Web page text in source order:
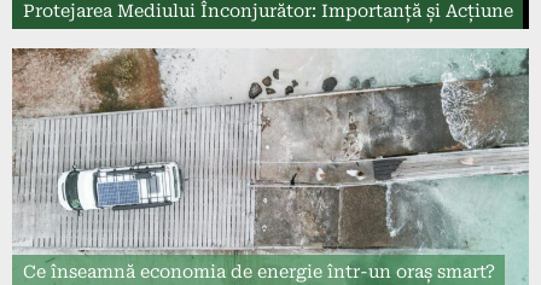
Protejarea Mediului Înconjurător: Importanță și Acțiune
Ce înseamnă economia de energie într-un oraș smart?